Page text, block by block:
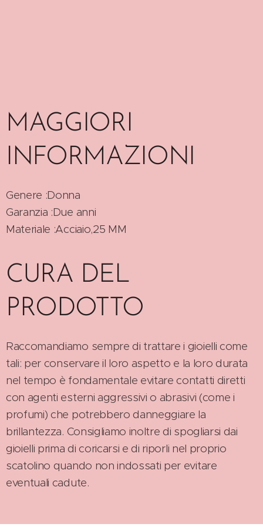
MAGGIORI
INFORMAZIONI
Genere :Donna
Garanzia :Due anni
Materiale :Acciaio,25 MM
CURA DEL
PRODOTTO
Raccomandiamo sempre di trattare i gioielli come
tali: per conservare il loro aspetto e la loro durata
nel tempo è fondamentale evitare contatti diretti
con agenti esterni aggressivi o abrasivi (come i
profumi) che potrebbero danneggiare la
brillantezza. Consigliamo inoltre di spogliarsi dai
gioielli prima di coricarsi e di riporli nel proprio
scatolino quando non indossati per evitare
eventuali cadute.